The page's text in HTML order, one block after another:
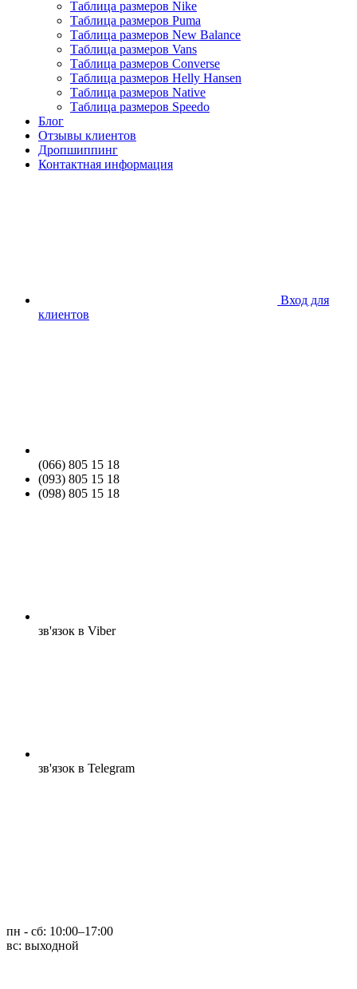
Таблица размеров Nike
Таблица размеров Puma
Таблица размеров New Balance
Таблица размеров Vans
Таблица размеров Converse
Таблица размеров Helly Hansen
Таблица размеров Native
Таблица размеров Speedo
Блог
Отзывы клиентов
Дропшиппинг
Контактная информация
Вход для
клиентов
(066) 805 15 18
(093) 805 15 18
(098) 805 15 18
зв'язок в Viber
зв'язок в Telegram
пн - сб: 10:00–17:00
вс: выходной